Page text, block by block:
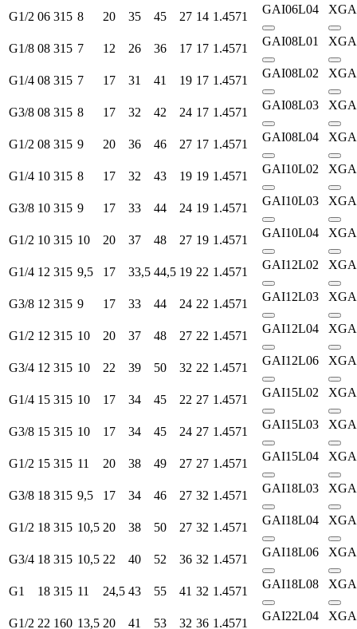
G1/2 06 315 8 20 35 45 27 14 1.4571
GAI06L04
G1/8 08 315 7 12 26 36 17 17 1.4571
GAI08L01
G1/4 08 315 7 17 31 41 19 17 1.4571
GAI08L02
G3/8 08 315 8 17 32 42 24 17 1.4571
GAI08L03
G1/2 08 315 9 20 36 46 27 17 1.4571
GAI08L04
G1/4 10 315 8 17 32 43 19 19 1.4571
GAI10L02
G3/8 10 315 9 17 33 44 24 19 1.4571
GAI10L03
G1/2 10 315 10 20 37 48 27 19 1.4571
GAI10L04
G1/4 12 315 9,5 17 33,5 44,5 19 22 1.4571
GAI12L02
G3/8 12 315 9 17 33 44 24 22 1.4571
GAI12L03
G1/2 12 315 10 20 37 48 27 22 1.4571
GAI12L04
G3/4 12 315 10 22 39 50 32 22 1.4571
GAI12L06
G1/4 15 315 10 17 34 45 22 27 1.4571
GAI15L02
G3/8 15 315 10 17 34 45 24 27 1.4571
GAI15L03
G1/2 15 315 11 20 38 49 27 27 1.4571
GAI15L04
G3/8 18 315 9,5 17 34 46 27 32 1.4571
GAI18L03
G1/2 18 315 10,5 20 38 50 27 32 1.4571
GAI18L04
G3/4 18 315 10,5 22 40 52 36 32 1.4571
GAI18L06
G1 18 315 11 24,5 43 55 41 32 1.4571
GAI18L08
G1/2 22 160 13,5 20 41 53 32 36 1.4571
GAI22L04